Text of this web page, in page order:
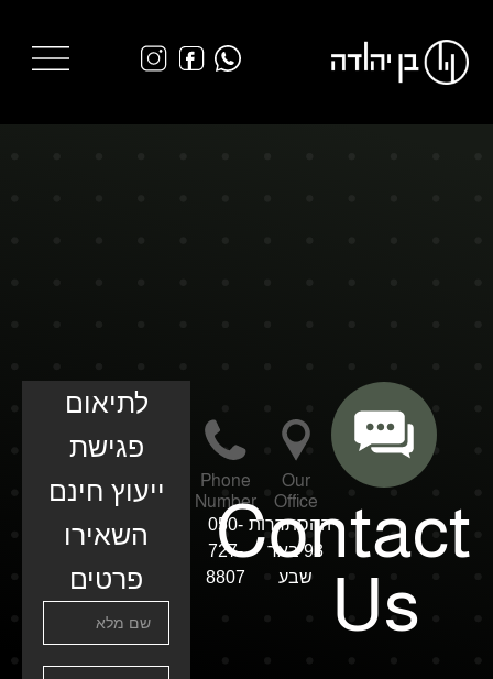
לתיאום
פגישת
ייעוץ חינם
השאירו
פרטים
Our
Office
ההסתדרות
93 באר
שבע
Phone
Number
050-
727-
8807
Contact
Us